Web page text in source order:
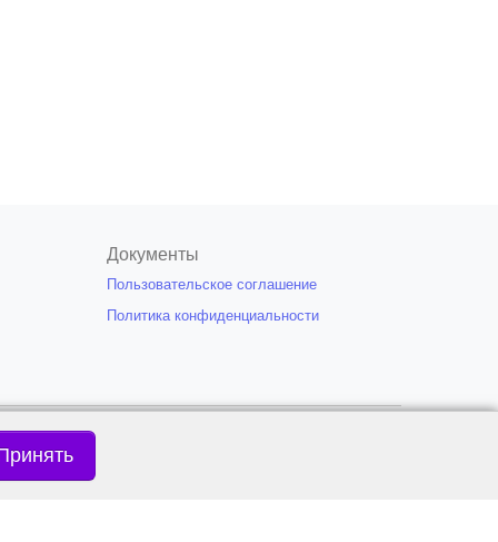
Документы
Пользовательское соглашение
Политика конфиденциальности
при условии указания открытой